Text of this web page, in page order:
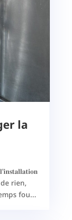
la
de rien,
fou...